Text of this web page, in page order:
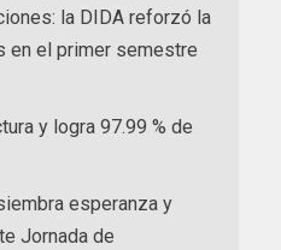
la DIDA reforzó la
en el primer semestre
y logra 97.99 % de
esperanza y
Jornada de